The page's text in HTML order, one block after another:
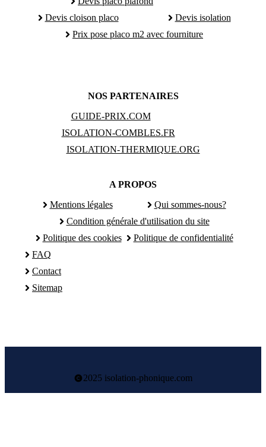
Devis cloison placo
Devis isolation
Prix pose placo m2 avec fourniture
NOS PARTENAIRES
GUIDE-PRIX.COM
ISOLATION-COMBLES.FR
ISOLATION-THERMIQUE.ORG
A PROPOS
Mentions légales
Qui sommes-nous?
Condition générale d'utilisation du site
Politique des cookies
Politique de confidentialité
FAQ
Contact
Sitemap
2025 isolation-phonique.com